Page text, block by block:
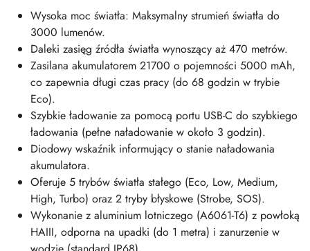
Wysoka moc światła: Maksymalny strumień światła do
3000 lumenów.
Daleki zasięg źródła światła wynoszący aż 470 metrów.
Zasilana akumulatorem 21700 o pojemności 5000 mAh,
co zapewnia długi czas pracy (do 68 godzin w trybie
Eco).
Szybkie ładowanie za pomocą portu USB-C do szybkiego
ładowania (pełne naładowanie w około 3 godzin).
Diodowy wskaźnik informujący o stanie naładowania
akumulatora.
Oferuje 5 trybów światła stałego (Eco, Low, Medium,
High, Turbo) oraz 2 tryby błyskowe (Strobe, SOS).
Wykonanie z aluminium lotniczego (A6061-T6) z powłoką
HAIII, odporna na upadki (do 1 metra) i zanurzenie w